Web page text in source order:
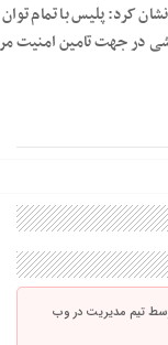
کرد: پلیس با تمام
در جهت تامین امنیت
تیم مدیریت در وب